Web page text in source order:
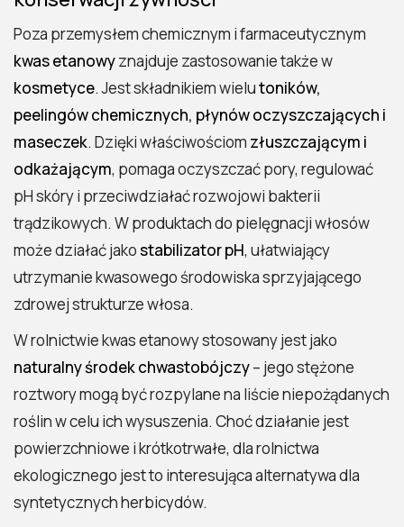
Poza przemysłem chemicznym i farmaceutycznym
kwas etanowyznajduje zastosowanie także w
kosmetyce. Jest składnikiem wielutoników,
peelingów chemicznych, płynów oczyszczających i
maseczek. Dzięki właściwościom złuszczającym i
odkażającym, pomaga oczyszczać pory, regulować
pH skóry i przeciwdziałać rozwojowi bakterii
trądzikowych. W produktach do pielęgnacji włosów
może działać jakostabilizator pH, ułatwiający
utrzymanie kwasowego środowiska sprzyjającego
zdrowej strukturze włosa.
W rolnictwie kwas etanowy stosowany jest jako
naturalny środek chwastobójczy– jego stężone
roztwory mogą być rozpylane na liście niepożądanych
roślin w celu ich wysuszenia. Choć działanie jest
powierzchniowe i krótkotrwałe, dla rolnictwa
ekologicznego jest to interesująca alternatywa dla
syntetycznych herbicydów.